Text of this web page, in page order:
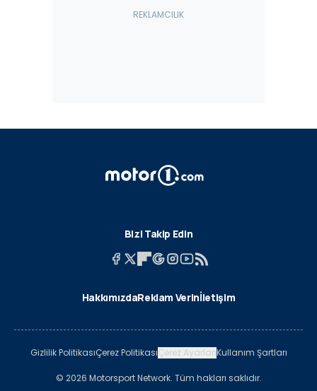
Bizi Takip Edin
HakkımızdaReklam Verinİletişim
Gizlilik PolitikasıÇerez PolitikasıÇerez AyarlarıKullanım Şartları
© 2026 Motorsport Network. Tüm hakları saklıdır.